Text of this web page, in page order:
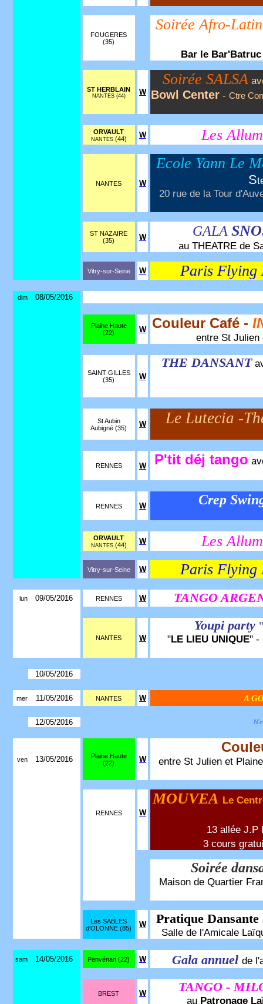
FOUGERES
(35)
Soirée Afro-
Bar le
ST HERBLAIN
NANTES (44) W
Soirée SALSA
Bowl Center - Ctre
ORVAULT
NANTES (44) W Les
NANTES W
Ecole Yann Le
S
20 rue de la Tour
ST NAZAIRE
(35)
W GALA
au THEATRE de
Vitry-sur-Seine W Paris Flying
dim 08/05/2016
Plaine Haute
(22)
W Couleur Café -
entre St Julien
SAINT GILLES
(35)
W
THE DANSANT
St Aubin
Aubigné (35)
W Le Lutecia -
RENNES W P'tit déj tango
RENNES W Crep
ORVAULT
NANTES (44) W Les
Vitry-sur-Seine W Paris Flying
lun 09/05/2016 RENNES W TANGO
NANTES W
Youpi party
"LE LIEU UNIQUE" -
10/05/2016
mer 11/05/2016 NANTES W A
12/05/2016
ven 13/05/2016
Plaine Haute
(22)
W entre St Julien et
RENNES W
MOUVEA Le
13 allée J.P
3 cours
Soirée
Maison de Quartier
Les SABLES
d'OLONNE (85)
W Pratique Dansante
Salle de l'Amicale
sam 14/05/2016 Penvénan (22) W Gala annuelde
BREST W TANGO -
au Patronage